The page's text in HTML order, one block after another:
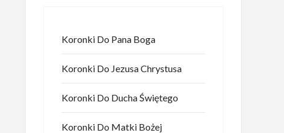
Koronki Do Pana Boga
Koronki Do Jezusa Chrystusa
Koronki Do Ducha Świętego
Koronki Do Matki Bożej